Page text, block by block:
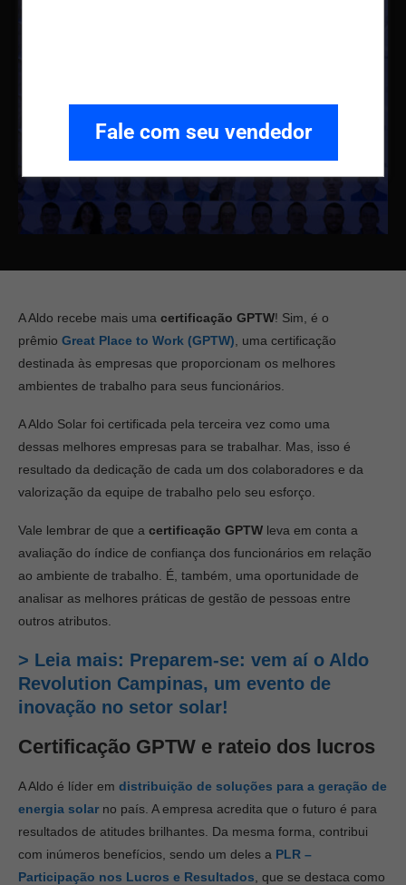
Fale com seu vendedor
A Aldo recebe mais uma certificação GPTW! Sim, é o
prêmio Great Place to Work (GPTW) , uma certificação
destinada às empresas que proporcionam os melhores
ambientes de trabalho para seus funcionários.
A Aldo Solar foi certificada pela terceira vez como uma
dessas melhores empresas para se trabalhar. Mas, isso é
resultado da dedicação de cada um dos colaboradores e da
valorização da equipe de trabalho pelo seu esforço.
Vale lembrar de que a certificação GPTW leva em conta a
avaliação do índice de confiança dos funcionários em relação
ao ambiente de trabalho. É, também, uma oportunidade de
analisar as melhores práticas de gestão de pessoas entre
outros atributos.
> Leia mais: Preparem-se: vem aí o Aldo
Revolution Campinas, um evento de
inovação no setor solar!
Certificação GPTW e rateio dos lucros
A Aldo é líder em distribuição de soluções para a geração de
energia solar no país. A empresa acredita que o futuro é para
resultados de atitudes brilhantes. Da mesma forma, contribui
com inúmeros benefícios, sendo um deles a PLR –
Participação nos Lucros e Resultados , que se destaca como